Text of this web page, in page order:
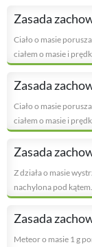
Zasada
Ciało o masie
ciałem o masie i
Zasada
Ciało o masie
ciałem o masie i
Zasada
Z działa o masie
nachylona pod
Zasada
Meteor o masie 1 g